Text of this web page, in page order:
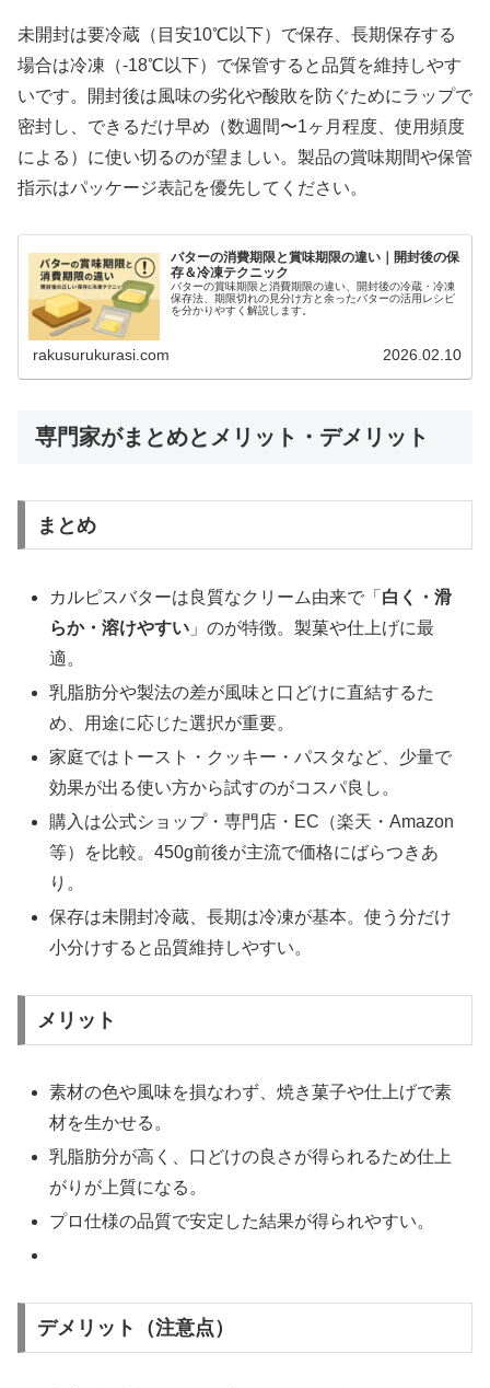
未開封は要冷蔵（目安10℃以下）で保存、長期保存する
場合は冷凍（-18℃以下）で保管すると品質を維持しやす
いです。開封後は風味の劣化や酸敗を防ぐためにラップで
密封し、できるだけ早め（数週間〜1ヶ月程度、使用頻度
による）に使い切るのが望ましい。製品の賞味期間や保管
指示はパッケージ表記を優先してください。
バターの消費期限と賞味期限の違い｜開封後の保
存＆冷凍テクニック
バターの賞味期限と消費期限の違い、開封後の冷蔵・冷凍
保存法、期限切れの見分け方と余ったバターの活用レシピ
を分かりやすく解説します。
rakusurukurasi.com 2026.02.10
専門家がまとめとメリット・デメリット
まとめ
カルピスバターは良質なクリーム由来で「 白く・滑
らか・溶けやすい 」のが特徴。製菓や仕上げに最
適。
乳脂肪分や製法の差が風味と口どけに直結するた
め、用途に応じた選択が重要。
家庭ではトースト・クッキー・パスタなど、少量で
効果が出る使い方から試すのがコスパ良し。
購入は公式ショップ・専門店・EC（楽天・Amazon
等）を比較。450g前後が主流で価格にばらつきあ
り。
保存は未開封冷蔵、長期は冷凍が基本。使う分だけ
小分けすると品質維持しやすい。
メリット
素材の色や風味を損なわず、焼き菓子や仕上げで素
材を生かせる。
乳脂肪分が高く、口どけの良さが得られるため仕上
がりが上質になる。
プロ仕様の品質で安定した結果が得られやすい。
デメリット（注意点）